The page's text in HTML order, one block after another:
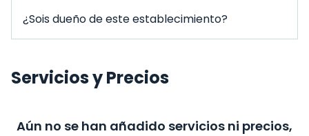
¿Sois dueño de este establecimiento?
Servicios y Precios
Aún no se han añadido servicios ni precios,